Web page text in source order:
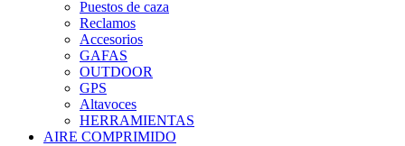
Puestos de caza
Reclamos
Accesorios
GAFAS
OUTDOOR
GPS
Altavoces
HERRAMIENTAS
AIRE COMPRIMIDO